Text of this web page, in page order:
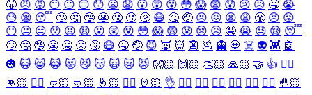
😤 😠 😡 😶 😐 😑 😯 😦 😧 😮 😲 😵 😳 😱 😨 😰 😢 😥 🤤 😭
😓 😪 😴 🙄 🤔 🤥 😬 🤐 🤢 🤧 😷 🤒 🤕 😣 😖 😫 😩 😤 😠 😡
😶 😐 😑 😯 😦 😧 😮 😲 😵 😳 😱 😨 😰 😢 😥 🤤 😭 😓 😪 😴
🙄 🤔 🤥 😬 🤐 🤢 🤧 😷 🤒 🤕 😈 👿 👹 👺 💩 👻 💀 ☠️ 👽 👾 🤖
🎃 😺 😸 😹 😻 😼 😽 🙀 😿 😾 👐🏻 🙌🏻 👏🏻 🙏🏻 🤝 👍 👎🏻
👊🏻 ✊🏻 🤛🏻 🤜🏻 🤞🏻 ✌🏻 🤘🏻 👌 👈🏻 👉🏻 👆🏻 👇🏻 ☝🏻 ✋🏻 🤚🏻